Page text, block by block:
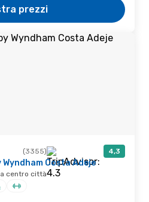
prezzi
(3355) 4,3
Wyndham Costa Adeje
centro città